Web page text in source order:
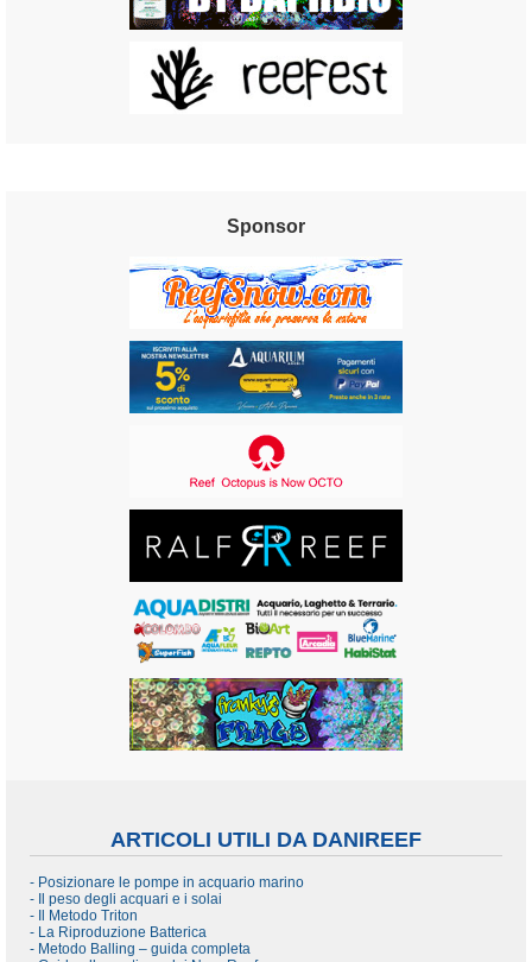
Sponsor
ARTICOLI UTILI DA DANIREEF
- Posizionare le pompe in acquario marino
- Il peso degli acquari e i solai
- Il Metodo Triton
- La Riproduzione Batterica
- Metodo Balling – guida completa